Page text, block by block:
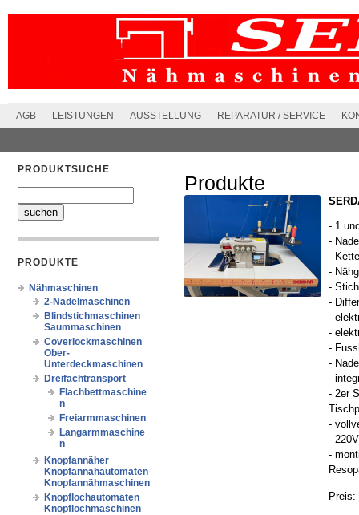
AGB LEISTUNGEN AUSSTELLUNG REPARATUR / SERVICE
PRODUKTSUCHE
PRODUKTE
Nähmaschinen
2-Nadelmaschinen
Blindstichmaschinen
Saummaschinen
Coverlockmaschinen
Ober-
Unterdeckmaschinen
Dreifachtransport
Flachbettmaschine
n
Freiarmmaschinen
Langarmmaschine
n
Knopfannäher
Knopfannähautomaten
Knopfannähmaschinen
Knopflochautomaten
Knopflochmaschinen
Produkte
- 1
-
-
-
-
-
-
-
-
-
-
- 2er
-
-
-
Preis: